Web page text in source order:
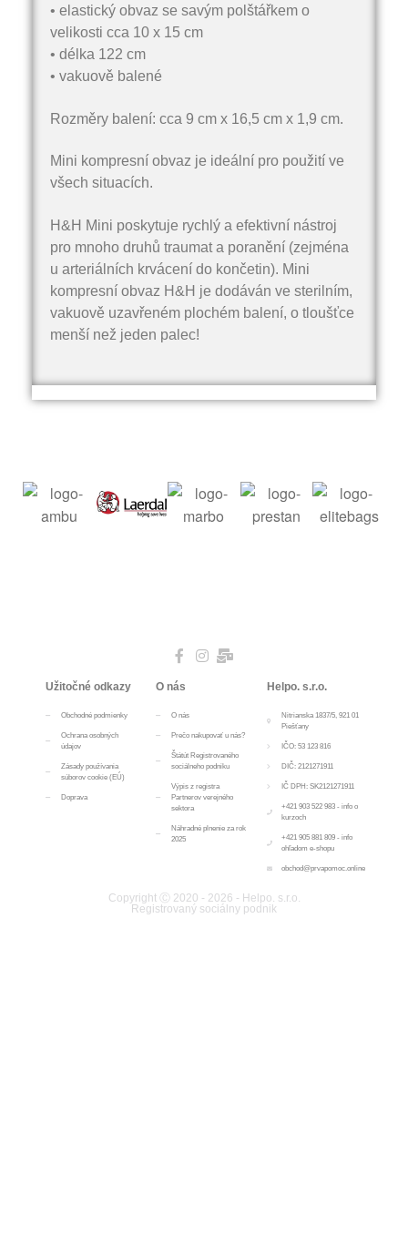
• elastický obvaz se savým polštářkem o
velikosti cca 10 x 15 cm
• délka 122 cm
• vakuově balené
Rozměry balení: cca 9 cm x 16,5 cm x 1,9 cm.
Mini kompresní obvaz je ideální pro použití ve
všech situacích.
H&H Mini poskytuje rychlý a efektivní nástroj
pro mnoho druhů traumat a poranění (zejména
u arteriálních krvácení do končetin). Mini
kompresní obvaz H&H je dodáván ve sterilním,
vakuově uzavřeném plochém balení, o tloušťce
menší než jeden palec!
Užitočné odkazy
Obchodné podmienky
Ochrana osobných
údajov
Zásady používania
súborov cookie (EÚ)
Doprava
O nás
O nás
Prečo nakupovať u nás?
Štátút Registrovaného
sociálneho podniku
Výpis z registra
Partnerov verejného
sektora
Náhradné plnenie za rok
2025
Helpo. s.r.o.
Nitrianska 1837/5, 921 01
Piešťany
IČO: 53 123 816
DIČ: 2121271911
IČ DPH: SK2121271911
+421 903 522 983 - info o
kurzoch
+421 905 881 809 - info
ohľadom e-shopu
obchod@prvapomoc.online
Copyright Ⓒ 2020 - 2026 - Helpo. s.r.o.
Registrovaný sociálny podnik